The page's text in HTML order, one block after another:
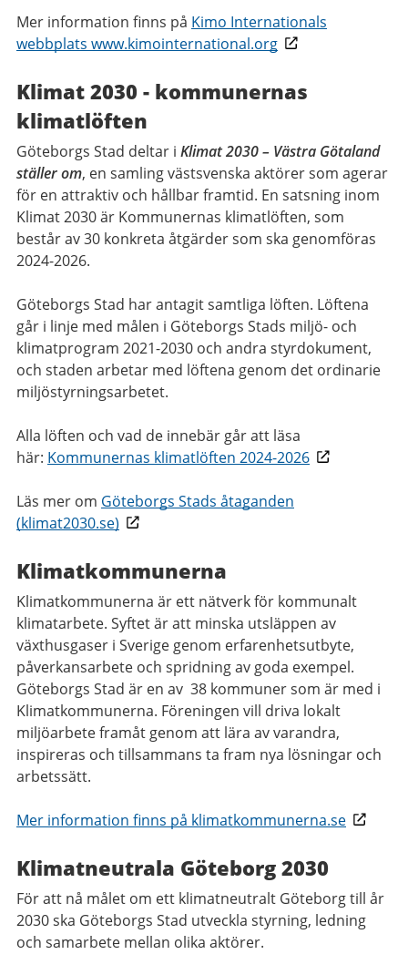
Mer information finns på Kimo Internationals
webbplats www.kimointernational.org
Klimat 2030 - kommunernas
klimatlöften
Göteborgs Stad deltar i Klimat 2030 – Västra Götaland
ställer om, en samling västsvenska aktörer som agerar
för en attraktiv och hållbar framtid. En satsning inom
Klimat 2030 är Kommunernas klimatlöften, som
består av 30 konkreta åtgärder som ska genomföras
2024-2026.
Göteborgs Stad har antagit samtliga löften. Löftena
går i linje med målen i Göteborgs Stads miljö- och
klimatprogram 2021-2030 och andra styrdokument,
och staden arbetar med löftena genom det ordinarie
miljöstyrningsarbetet.
Alla löften och vad de innebär går att läsa
här: Kommunernas klimatlöften 2024-2026
Läs mer om Göteborgs Stads åtaganden
(klimat2030.se)
Klimatkommunerna
Klimatkommunerna är ett nätverk för kommunalt
klimatarbete. Syftet är att minska utsläppen av
växthusgaser i Sverige genom erfarenhetsutbyte,
påverkansarbete och spridning av goda exempel.
Göteborgs Stad är en av 38 kommuner som är med i
Klimatkommunerna. Föreningen vill driva lokalt
miljöarbete framåt genom att lära av varandra,
inspireras och tillsammans ta fram nya lösningar och
arbetssätt.
Mer information finns på klimatkommunerna.se
Klimatneutrala Göteborg 2030
För att nå målet om ett klimatneutralt Göteborg till år
2030 ska Göteborgs Stad utveckla styrning, ledning
och samarbete mellan olika aktörer.